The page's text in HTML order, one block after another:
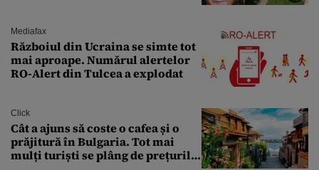
Mediafax
Războiul din Ucraina se simte tot
mai aproape. Numărul alertelor
RO-Alert din Tulcea a explodat
Click
Cât a ajuns să coste o cafea și o
prăjitură în Bulgaria. Tot mai
mulți turiști se plâng de prețurile